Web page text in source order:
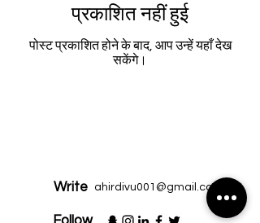
प्रकाशित नहीं हुई
पोस्ट प्रकाशित होने के बाद, आप उन्हें यहाँ देख
सकेंगे।
Write ahirdivu001@gmail.com